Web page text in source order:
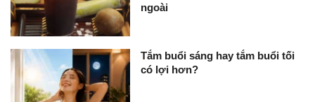
ngoài
Tắm buổi sáng hay tắm buổi tối
có lợi hơn?